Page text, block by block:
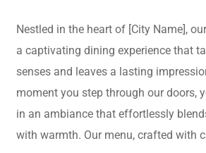
Nestled in the heart of [City Name],
a captivating dining experience that
senses and leaves a lasting
moment you step through our doors,
in an ambiance that effortlessly
with warmth. Our menu, crafted with